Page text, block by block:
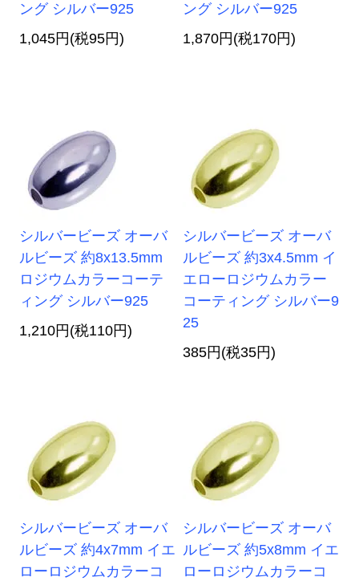
ング シルバー925
1,045円(税95円)
ング シルバー925
1,870円(税170円)
シルバービーズ オーバ
ルビーズ 約8x13.5mm
ロジウムカラーコーテ
ィング シルバー925
1,210円(税110円)
シルバービーズ オーバ
ルビーズ 約3x4.5mm イ
エローロジウムカラー
コーティング シルバー9
25
385円(税35円)
シルバービーズ オーバ
ルビーズ 約4x7mm イエ
ローロジウムカラーコ
シルバービーズ オーバ
ルビーズ 約5x8mm イエ
ローロジウムカラーコ